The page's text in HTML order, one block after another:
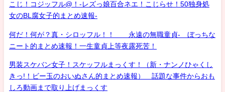
こじ！コジッフル@！-レズっ娘百合ネエ！こじらせ！50独身処
女のBL腐女子的まとめ速報-
何だ！何が？真・シロッフル！！ 永遠の無職童貞- ぼっちな
ニート的まとめ速報！一生童貞上等夜露死苦！
男装スケバン女子！スケッフルまっくす！（新・ナンノひゃくし
きっ!！ビー玉のおいぬさん的まとめ速報） 話題な事件からおも
しろ動画まで取り上げまっくす